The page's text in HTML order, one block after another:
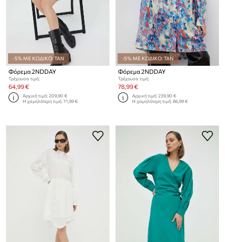
-5% ΜΕ ΚΩΔΙΚΟ: TAN
Φόρεμα 2NDDAY
Τρέχουσα τιμή:
64,99 €
Αρχική τιμή:209,90 €
Η χαμηλότερη τιμή:71,99 €
-5% ΜΕ ΚΩΔΙΚΟ: TAN
Φόρεμα 2NDDAY
Τρέχουσα τιμή:
78,99 €
Αρχική τιμή:239,90 €
Η χαμηλότερη τιμή:86,99 €